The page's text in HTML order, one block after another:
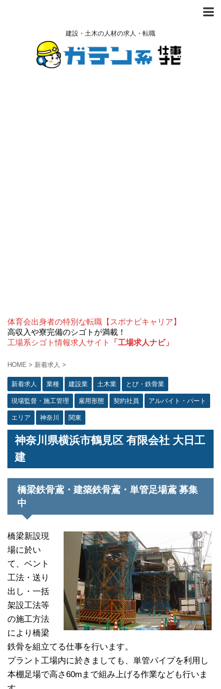
建設・土木の人材の求人・転職
体育会出身者の特別な転職【スポナビキャリア】
高収入や寮完備のシゴトが満載！
工場系シゴト情報求人サイト
「工場求人ナビ」
HOME > 新着求人 >
新着求人 業種 建設業 土木業 とび・鉄骨業
現場監督・施工管理 雇用形態 契約社員 アルバイト・パート
エリア 神奈川 関東
神奈川県横浜市鶴見区 有限会社 大日工
建
橋梁鉄骨鳶・建築鉄骨鳶・単管足場鳶 募集
中
橋梁新設現
場に於い
て、ベント
工法・送り
出し・一括
架設工法等
の施工方法
により橋梁
鉄骨を組立てる仕事を行います。
プラント工場内に於きましても、単管パイプを利用し
本棚足場で高さ60mまで組み上げる作業なども行いま